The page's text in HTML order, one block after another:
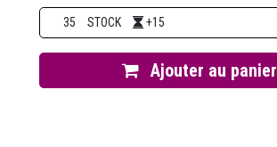
35 STOCK +15
Ajouter au panier